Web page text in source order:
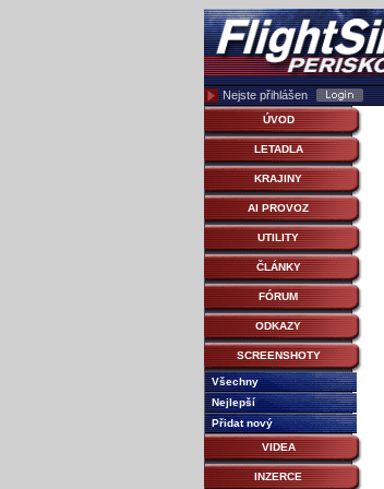
Nejste přihlášen
ÚVOD
LETADLA
KRAJINY
AI PROVOZ
UTILITY
ČLÁNKY
FÓRUM
ODKAZY
SCREENSHOTY
Všechny
Nejlepší
Přidat nový
VIDEA
INZERCE